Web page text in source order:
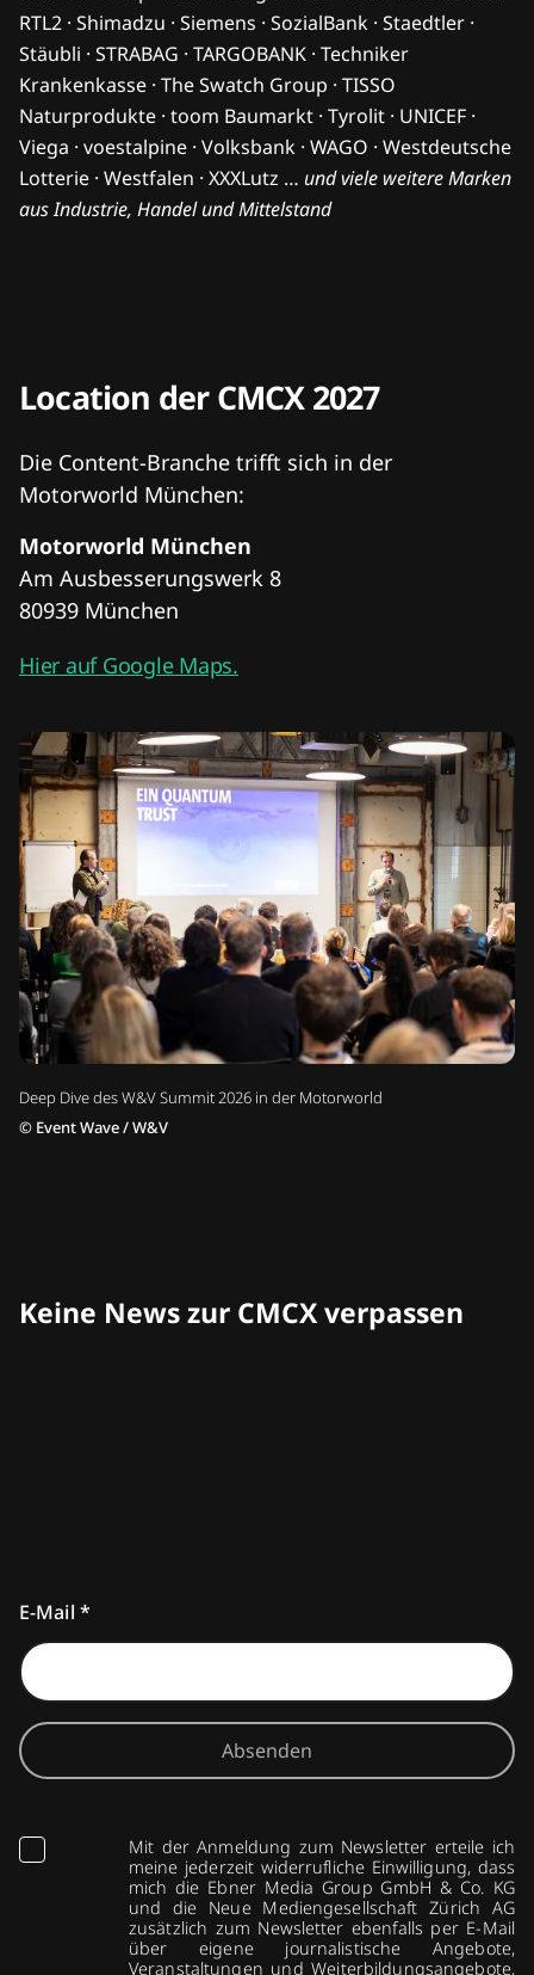
RTL2 · Shimadzu · Siemens · SozialBank · Staedtler ·
Stäubli · STRABAG · TARGOBANK · Techniker
Krankenkasse · The Swatch Group · TISSO
Naturprodukte · toom Baumarkt · Tyrolit · UNICEF ·
Viega · voestalpine · Volksbank · WAGO · Westdeutsche
Lotterie · Westfalen · XXXLutz … und viele weitere Marken
aus Industrie, Handel und Mittelstand
Deep Dive des W&V Summit 2026 in der Motorworld
© Event Wave / W&V
Location der CMCX 2027
Die Content-Branche trifft sich in der
Motorworld München:
Motorworld München
Am Ausbesserungswerk 8
80939 München
Hier auf Google Maps.
Keine News zur CMCX verpassen
E-Mail *
Absenden
Mit der Anmeldung zum Newsletter erteile ich
meine jederzeit widerrufliche Einwilligung, dass
mich die Ebner Media Group GmbH & Co. KG
und die Neue Mediengesellschaft Zürich AG
zusätzlich zum Newsletter ebenfalls per E-Mail
über eigene journalistische Angebote,
Veranstaltungen und Weiterbildungsangebote,